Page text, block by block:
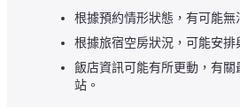
根據預約情形狀態，有可能無
根據旅宿空房狀況，可能安排
飯店資訊可能有所更動，有
站。